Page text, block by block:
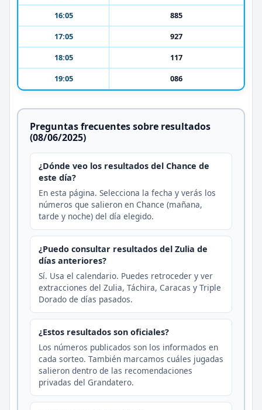
16:05
885
17:05
927
18:05
117
19:05
086
Preguntas frecuentes sobre resultados
(08/06/2025)
¿Dónde veo los resultados del Chance de
este día?
En esta página. Selecciona la fecha y verás los
números que salieron en Chance (mañana,
tarde y noche) del día elegido.
¿Puedo consultar resultados del Zulia de
días anteriores?
Sí. Usa el calendario. Puedes retroceder y ver
extracciones del Zulia, Táchira, Caracas y Triple
Dorado de días pasados.
¿Estos resultados son oficiales?
Los números publicados son los informados en
cada sorteo. También marcamos cuáles jugadas
salieron dentro de las recomendaciones
privadas del Grandatero.